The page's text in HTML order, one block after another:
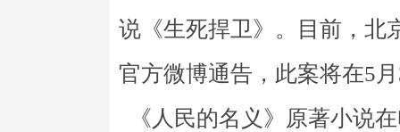
说《生死捍卫》。目前，北
官方微博通告，此案将在5
《人民的名义》原著小说